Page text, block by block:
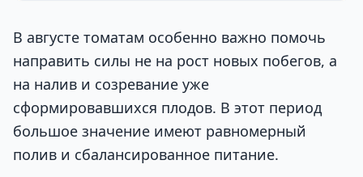
В августе томатам особенно важно помочь
направить силы не на рост новых побегов, а
на налив и созревание уже
сформировавшихся плодов. В этот период
большое значение имеют равномерный
полив и сбалансированное питание.